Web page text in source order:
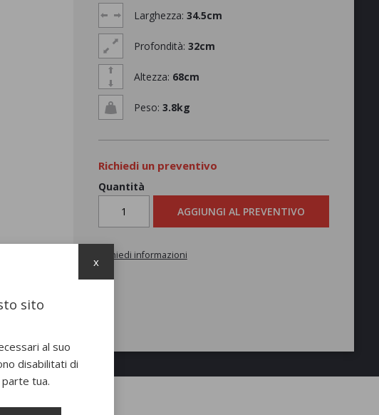
Larghezza: 34.5cm
Profondità: 32cm
Altezza: 68cm
Peso: 3.8kg
Richiedi un preventivo
Quantità
AGGIUNGI AL PREVENTIVO
Richiedi informazioni
sito
al suo
disabilitati di
tua.
x